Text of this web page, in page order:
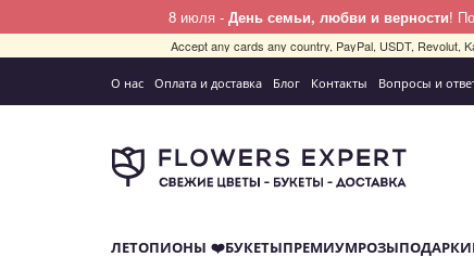
8 июля - День семьи, любви и верности!
Accept any cards any country, PayPal, USDT, Revolut,
О нас Оплата и доставка Блог Контакты Вопросы и
ЛЕТОПИОНЫ ❤️БУКЕТЫПРЕМИУМРОЗЫПОДАРКИ